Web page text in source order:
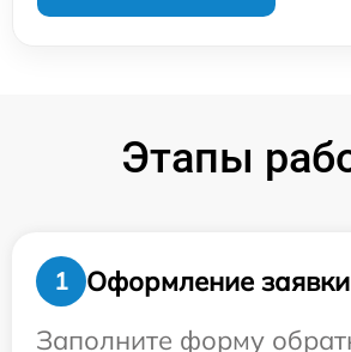
Этапы
1
Оформление заявки
Заполните форму